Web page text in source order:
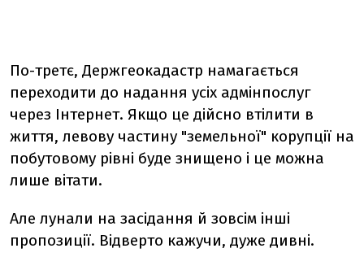
По-третє, Держгеокадастр намагається
переходити до надання усіх адмінпослуг
через Інтернет. Якщо це дійсно втілити в
життя, левову частину "земельної" корупції на
побутовому рівні буде знищено і це можна
лише вітати.
Але лунали на засідання й зовсім інші
пропозиції. Відверто кажучи, дуже дивні.